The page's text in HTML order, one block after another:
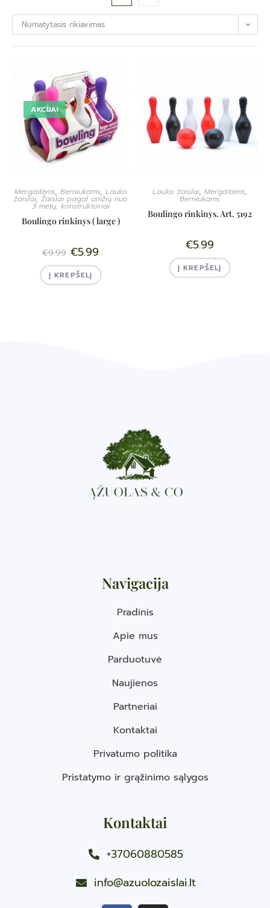
Numatytasis rikiavimas
AKCIJA!
Mergaitėms, Berniukams, Lauko
žaislai, Žaislai pagal amžių nuo
3 metų, konstruktoriai
Boulingo rinkinys ( large )
€9.99 €5.99
Į KREPŠELĮ
Lauko žaislai, Mergaitėms,
Berniukams
Boulingo rinkinys. Art. 5192
€5.99
Į KREPŠELĮ
Navigacija
Pradinis
Apie mus
Parduotuvė
Naujienos
Partneriai
Kontaktai
Privatumo politika
Pristatymo ir grąžinimo sąlygos
Kontaktai
+37060880585
info@azuolozaislai.lt